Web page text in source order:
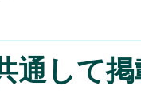
通して